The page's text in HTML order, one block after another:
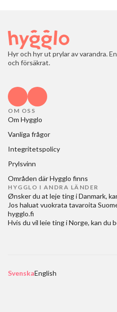
Hyr och hyr ut prylar av varandra.
och försäkrat.
OM OSS
Om Hygglo
Vanliga frågor
Integritetspolicy
Prylsvinn
Områden där Hygglo finns
HYGGLO I ANDRA LÄNDER
Ønsker du at leje ting i Danmark,
Jos haluat vuokrata tavaroita
hygglo.fi
Hvis du vil leie ting i Norge, kan du
SvenskaEnglish